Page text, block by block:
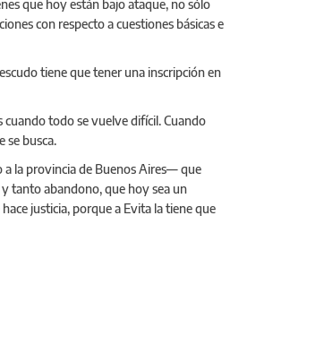
que hoy están bajo ataque, no sólo
con respecto a cuestiones básicas e
tiene que tener una inscripción en
cuando todo se vuelve difícil. Cuando
se busca.
la provincia de Buenos Aires— que
tanto abandono, que hoy sea un
justicia, porque a Evita la tiene que